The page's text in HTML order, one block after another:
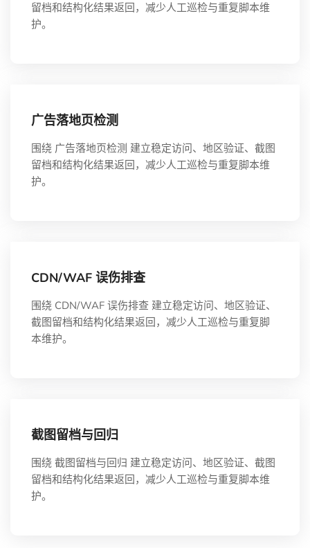
留档和结构化结果返回，减少人工巡检与重复脚本维
护。
广告落地页检测
围绕 广告落地页检测 建立稳定访问、地区验证、截图
留档和结构化结果返回，减少人工巡检与重复脚本维
护。
CDN/WAF 误伤排查
围绕 CDN/WAF 误伤排查 建立稳定访问、地区验证、
截图留档和结构化结果返回，减少人工巡检与重复脚
本维护。
截图留档与回归
围绕 截图留档与回归 建立稳定访问、地区验证、截图
留档和结构化结果返回，减少人工巡检与重复脚本维
护。